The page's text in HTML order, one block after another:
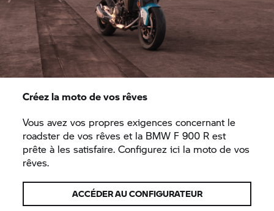
Créez la moto de vos rêves
Vous avez vos propres exigences concernant le
roadster de vos rêves et la BMW F 900 R est
prête à les satisfaire. Configurez ici la moto de vos
rêves.
ACCÉDER AU CONFIGURATEUR